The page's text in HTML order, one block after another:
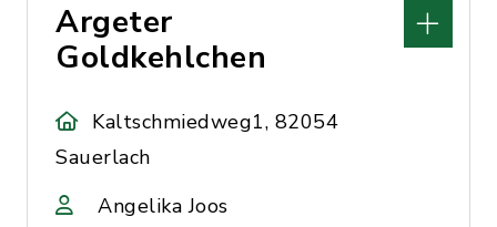
Argeter
Goldkehlchen
Kaltschmiedweg1, 82054
Sauerlach
Angelika Joos